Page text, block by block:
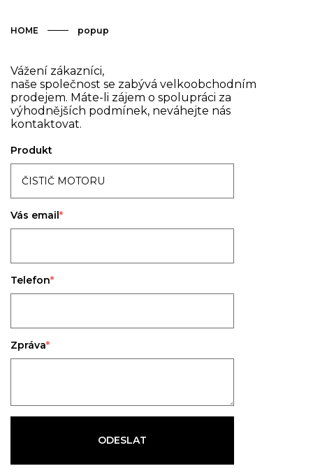
HOME popup
Vážení zákazníci,
naše společnost se zabývá velkoobchodním
prodejem. Máte-li zájem o spolupráci za
výhodnějších podmínek, neváhejte nás
kontaktovat.
Produkt
Vás email
Telefon
Zpráva
ODESLAT